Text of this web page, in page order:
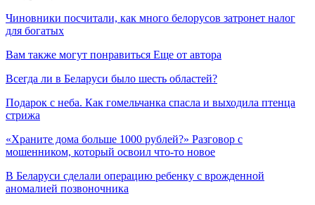
Чиновники посчитали, как много белорусов затронет налог
для богатых
Вам также могут понравиться Еще от автора
Всегда ли в Беларуси было шесть областей?
Подарок с неба. Как гомельчанка спасла и выходила птенца
стрижа
«Храните дома больше 1000 рублей?» Разговор с
мошенником, который освоил что-то новое
В Беларуси сделали операцию ребенку с врожденной
аномалией позвоночника